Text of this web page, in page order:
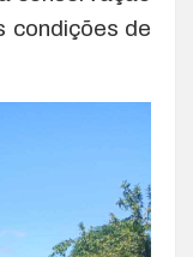
condições de